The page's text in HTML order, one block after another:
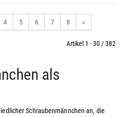
4 5 6 7 8 »
Artikel 1 - 30 / 382
als
Schraubenmännchen an, die